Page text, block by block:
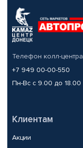
Телефон колл-центра
+7 949 00-00-550
Пн-Вс с 9.00 до 18.00
Клиентам
Акции